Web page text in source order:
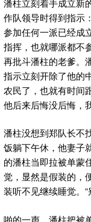
潘柱立刻着手成立新
作队领导时得到指示
参加任何一派已经成
指挥，也就哪派都不
再批斗潘柱的老爹。
指示立刻开除了他的
农民了，也就有时间
他后来后悔没后悔，
潘柱没想到郑队长不
饭躺下午休，他妻子
的潘柱当即拉被单蒙
觉，显然是假装的，
装听不见继续睡觉。“
啪的一声，潘柱把被